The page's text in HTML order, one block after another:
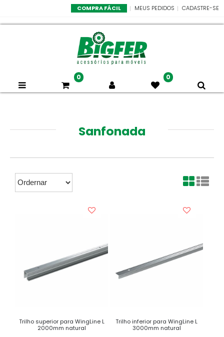
CADASTRE-SE
MEUS PEDIDOS
COMPRA FÁCIL
0 0
Sanfonada
Trilho superior para WingLine L
2000mm natural
Trilho inferior para WingLine L
3000mm natural